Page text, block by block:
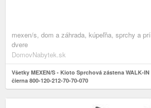
mexen/s, dom a záhrada, kúpeľňa, sprchy a
dvere
DomovNabytek.sk
Všetky MEXEN/S - Kioto Sprchová zástena WALK-
čierna 800-120-212-70-70-070